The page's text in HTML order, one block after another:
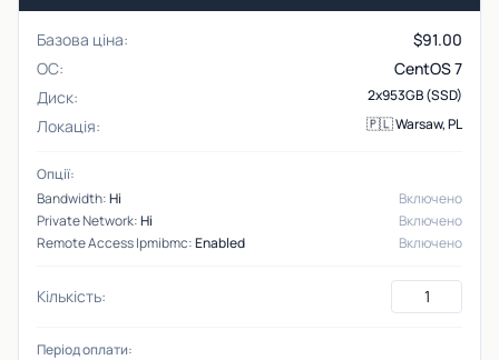
Базова ціна: $91.00
ОС:
CentOS 7
Диск:
2x953GB (SSD)
Локація: 🇵🇱 Warsaw, PL
Опції:
Bandwidth:Ні
Включено
Private Network:Ні
Включено
Remote Access Ipmibmc:Enabled Включено
Кількість:
Період оплати: